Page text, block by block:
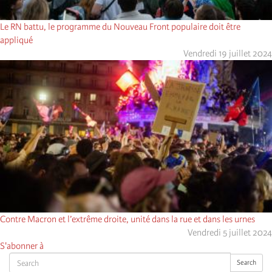
Search Search
Le RN battu, le programme du Nouveau Front populaire doit être
appliqué
Vendredi 19 juillet 2024
Contre Macron et l’extrême droite, unité dans la rue et dans les urnes
Vendredi 5 juillet 2024
S'abonner à